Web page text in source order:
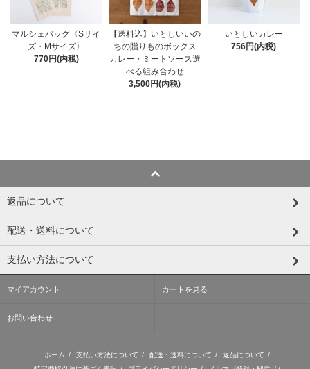
マルシェバッグ〈Sサイ
ズ・Mサイズ〉
770円(内税)
【送料込】いとしいいの
ちの贈りものボックス
カレー・ミートソース選
べる組み合わせ
3,500円(内税)
いとしいカレー
756円(内税)
返品について
配送・送料について
支払い方法について
マイアカウント カートを見る
お問い合わせ
ホーム / 支払い方法について / 配送・送料について / 返品について /